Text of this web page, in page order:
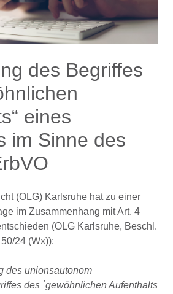
des Begriffes
eines
im Sinne des
(OLG) Karlsruhe hat zu einer
im Zusammenhang mit Art. 4
(OLG Karlsruhe, Beschl.
24 (Wx)):
des unionsautonom
des ´gewöhnlichen Aufenthalts